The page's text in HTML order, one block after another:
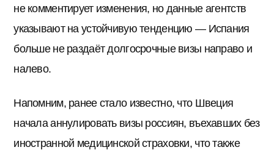
не комментирует изменения, но данные агентств
указывают на устойчивую тенденцию — Испания
больше не раздаёт долгосрочные визы направо и
налево.
Напомним, ранее стало известно, что Швеция
начала аннулировать визы россиян, въехавших без
иностранной медицинской страховки, что также